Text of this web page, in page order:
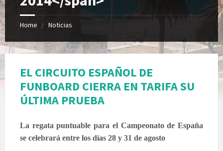
Home Noticias
EL CIRCUITO ESPAÑOL DE
FUNBOARD CIERRA EN TARIFA SU
ÚLTIMA PRUEBA
La regata puntuable para el Campeonato de España
se celebrará entre los días 28 y 31 de agosto